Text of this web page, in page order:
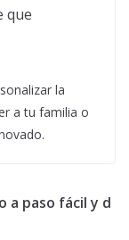
que
la
a tu familia o
a paso fácil y d